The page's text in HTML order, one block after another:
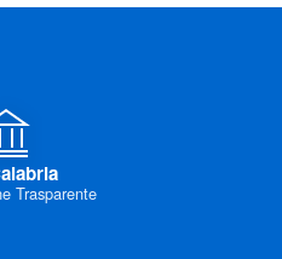
Trasparente